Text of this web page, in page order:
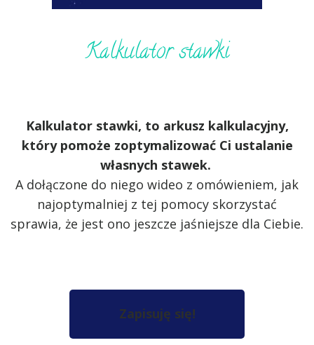
Zapisuję się!
Kalkulator stawki
Kalkulator stawki, to arkusz kalkulacyjny,
który pomoże zoptymalizować Ci ustalanie
własnych stawek.
A dołączone do niego wideo z omówieniem, jak
najoptymalniej z tej pomocy skorzystać
sprawia, że jest ono jeszcze jaśniejsze dla Ciebie.